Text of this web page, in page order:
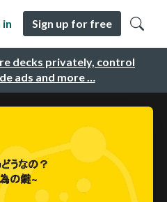
decks privately, control
ads and more …
in Sign up for free